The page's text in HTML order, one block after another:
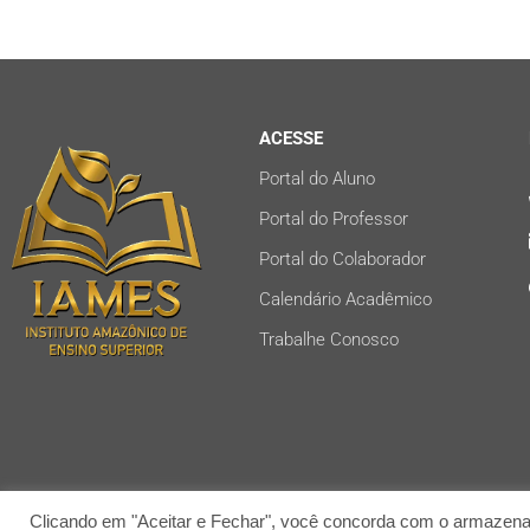
ACESSE
Portal do Aluno
Portal do Professor
Portal do Colaborador
Calendário Acadêmico
Trabalhe Conosco
Clicando em "Aceitar e Fechar", você concorda com o